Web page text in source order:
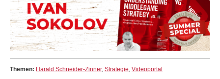
Themen: Harald Schneider-Zinner, Strategie, Videoportal